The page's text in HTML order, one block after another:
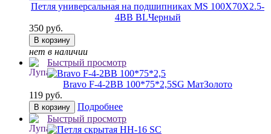
Петля универсальная на подшипниках MS 100X70X2.5-
4BB BLЧерный
350 руб.
В корзину
нет в наличии
Быстрый просмотр
Bravo F-4-2BB 100*75*2,5SG МатЗолото
119 руб.
В корзину
Подробнее
Быстрый просмотр